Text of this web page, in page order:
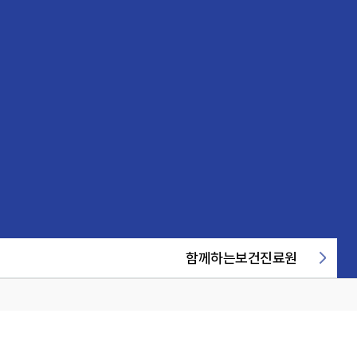
함께하는보건진료원